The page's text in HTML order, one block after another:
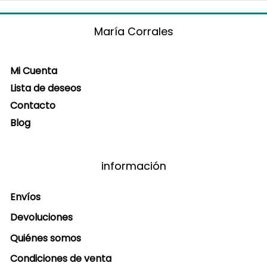
María Corrales
Mi Cuenta
Lista de deseos
Contacto
Blog
información
Envíos
Devoluciones
Quiénes somos
Condiciones de venta